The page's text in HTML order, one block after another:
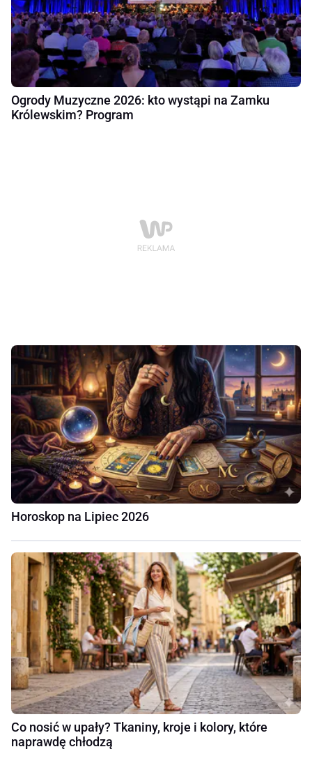
Ogrody Muzyczne 2026: kto wystąpi na Zamku
Królewskim? Program
Horoskop na Lipiec 2026
Co nosić w upały? Tkaniny, kroje i kolory, które
naprawdę chłodzą